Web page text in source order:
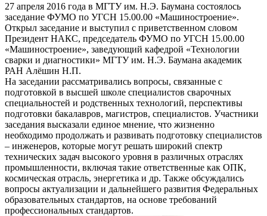
27 апреля 2016 года в МГТУ им. Н.Э. Баумана состоялось
заседание ФУМО по УГСН 15.00.00 «Машиностроение».
Открыл заседание и выступил с приветственном словом
Президент НАКС, председатель ФУМО по УГСН 15.00.00
«Машиностроение», заведующий кафедрой «Технологии
сварки и диагностики» МГТУ им. Н.Э. Баумана академик
РАН Алёшин Н.П.
На заседании рассматривались вопросы, связанные с
подготовкой в высшей школе специалистов сварочных
специальностей и родственных технологий, перспективы
подготовки бакалавров, магистров, специалистов. Участники
заседания высказали единое мнение, что жизненно
необходимо продолжать и развивать подготовку специалистов
– инженеров, которые могут решать широкий спектр
технических задач высокого уровня в различных отраслях
промышленности, включая такие ответственные как ОПК,
космическая отрасль, энергетика и др. Также обсуждались
вопросы актуализации и дальнейшего развития Федеральных
образовательных стандартов, на основе требований
профессиональных стандартов.